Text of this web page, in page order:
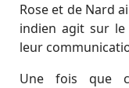
Rose et de Nard
indien agit sur
leur
Une fois que